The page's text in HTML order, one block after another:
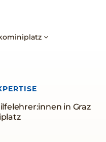
Schulart, ob als
Ferien- beziehungsweise
wir bieten für
in Graz